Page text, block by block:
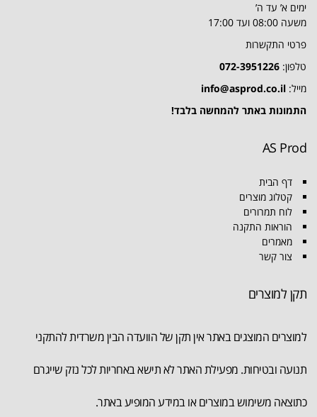
ימים א’ עד ה’
משעה 08:00 ועד 17:00
פרטי התקשרות
טלפון: 072-3951226
מייל: info@asprod.co.il
התמונות באתר להמחשה בלבד!
AS Prod
דף הבית
קטלוג מוצרים
לוח תמרורים
הוראות התקנה
מאמרים
צור קשר
תקן למוצרים
למוצרים המוצגים באתר אין תקן של הוועדה הבין משרדית להתקני
תנועה ובטיחות. מפעילת האתר לא תישא באחריות לכל נזק שייגרם
כתוצאה משימוש במוצרים או במידע המופיע באתר.